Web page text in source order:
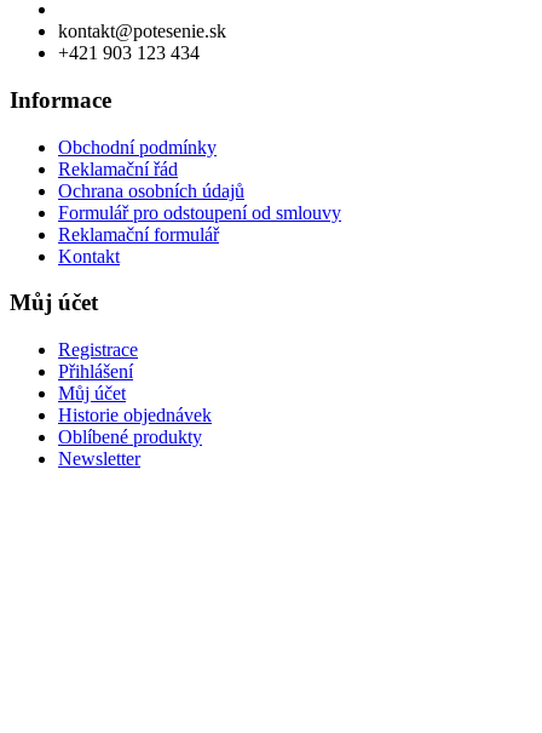
kontakt@potesenie.sk
+421 903 123 434
Informace
Obchodní podmínky
Reklamační řád
Ochrana osobních údajů
Formulář pro odstoupení od smlouvy
Reklamační formulář
Kontakt
Můj účet
Registrace
Přihlášení
Můj účet
Historie objednávek
Oblíbené produkty
Newsletter